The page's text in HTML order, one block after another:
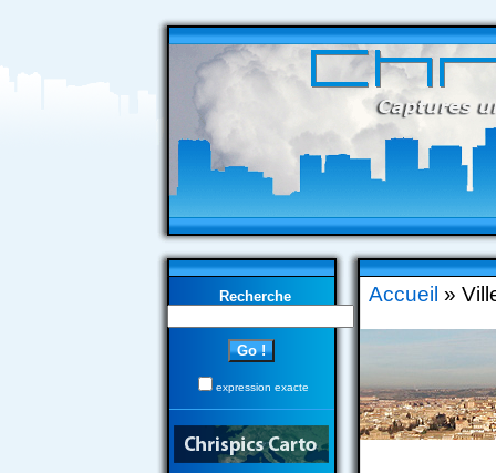
Recherche
expression exacte
Accueil »